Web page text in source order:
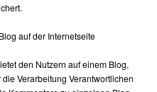
auf der Internetseite
den Nutzern auf einem Blog,
Verarbeitung Verantwortlichen